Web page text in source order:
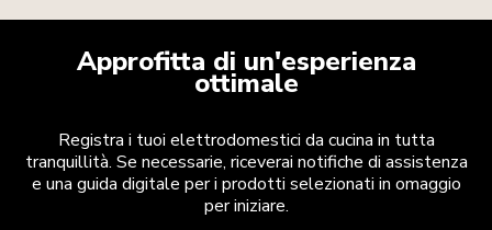
Approfitta di un'esperienza
ottimale
Registra i tuoi elettrodomestici da cucina in tutta
tranquillità. Se necessarie, riceverai notifiche di assistenza
e una guida digitale per i prodotti selezionati in omaggio
per iniziare.